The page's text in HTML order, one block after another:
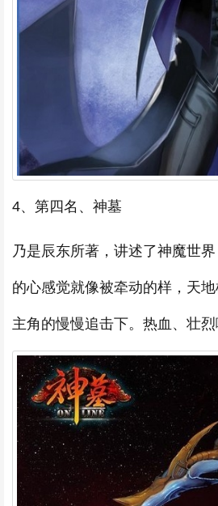
4、第四名、神墓
乃是辰东所著，讲述了神魔世
的心感觉就像被牵动的样，天
主角的慢慢追击下。热血、壮烈